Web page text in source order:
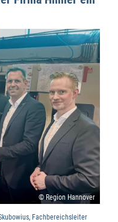
© Region Hannover
Fachbereichsleiter